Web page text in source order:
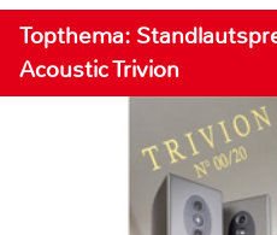
Topthema:
Acoustic Trivion